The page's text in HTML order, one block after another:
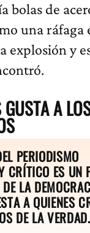
bolas de
una ráfaga
explosión y
GUSTA A
PERIODISMO
CRÍTICO ES UN
LA
A QUIENES
DE LA VERDAD.